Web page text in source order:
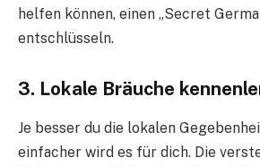
helfen können, einen „Secret
entschlüsseln.
3. Lokale Bräuche
Je besser du die lokalen
einfacher wird es für dich. Die